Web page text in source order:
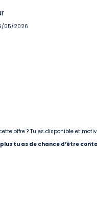
05/2026
offre ? Tu es disponible et
tu as de chance d’être